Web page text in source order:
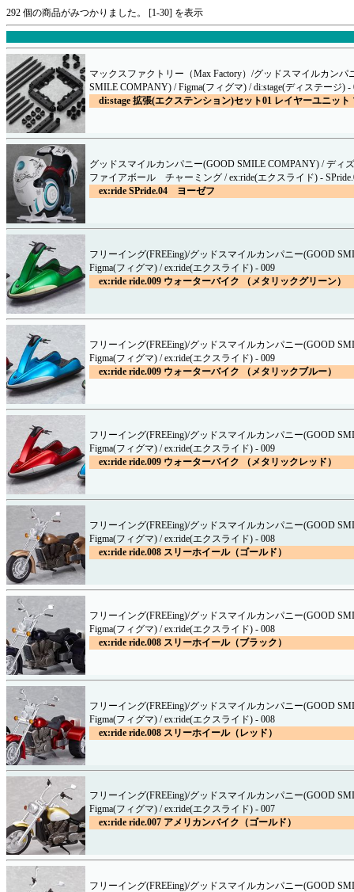
292 個の商品がみつかりました。 [1-30] を表示
マックスファクトリー（Max Factory）/グッドスマイルカンパ
SMILE COMPANY) / Figma(フィグマ) / di:stage(ディステージ) -
di:stage 拡張(エクステンション)セット01 レイヤーユニット
グッドスマイルカンパニー(GOOD SMILE COMPANY) / ディ
ファイアボール チャーミング / ex:ride(エクスライド) -
ex:ride SPride.04 ヨーゼフ
フリーイング(FREEing)/グッドスマイルカンパニー(GOOD
Figma(フィグマ) / ex:ride(エクスライド) - 009
ex:ride ride.009 ウォーターバイク （メタリックグリーン）
フリーイング(FREEing)/グッドスマイルカンパニー(GOOD
Figma(フィグマ) / ex:ride(エクスライド) - 009
ex:ride ride.009 ウォーターバイク （メタリックブルー）
フリーイング(FREEing)/グッドスマイルカンパニー(GOOD
Figma(フィグマ) / ex:ride(エクスライド) - 009
ex:ride ride.009 ウォーターバイク （メタリックレッド）
フリーイング(FREEing)/グッドスマイルカンパニー(GOOD
Figma(フィグマ) / ex:ride(エクスライド) - 008
ex:ride ride.008 スリーホイール（ゴールド）
フリーイング(FREEing)/グッドスマイルカンパニー(GOOD
Figma(フィグマ) / ex:ride(エクスライド) - 008
ex:ride ride.008 スリーホイール（ブラック）
フリーイング(FREEing)/グッドスマイルカンパニー(GOOD
Figma(フィグマ) / ex:ride(エクスライド) - 008
ex:ride ride.008 スリーホイール（レッド）
フリーイング(FREEing)/グッドスマイルカンパニー(GOOD
Figma(フィグマ) / ex:ride(エクスライド) - 007
ex:ride ride.007 アメリカンバイク（ゴールド）
フリーイング(FREEing)/グッドスマイルカンパニー(GOOD